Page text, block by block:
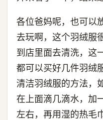
各位爸妈呢，也可以
去玩啊，这个羽绒服
到店里面去清洗，这
都可以买好几件羽绒
清洁羽绒服的方法，
在上面滴几滴水，加
左右，再用湿的热毛